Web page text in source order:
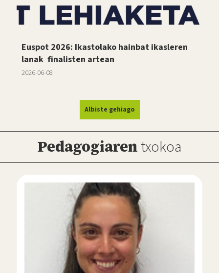
Euspot 2026: Ikastolako hainbat ikasleren
lanak finalisten artean
2026-06-08
Albiste gehiago
Pedagogiarentxokoa